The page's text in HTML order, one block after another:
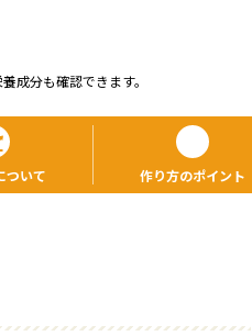
成分も確認できます。
ついて 作り方のポイント